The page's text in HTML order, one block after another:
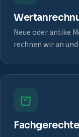
Neue oder antike
rechnen wir an